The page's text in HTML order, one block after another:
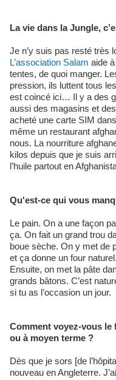
La vie dans la Jungle,
Je n’y suis pas resté très
L’association Salam aide
tentes, de quoi manger.
pression, ils luttent tous
est coincé ici… Il y a des
aussi des magasins et des
acheté une carte SIM
même un restaurant
nous. La nourriture
kilos depuis que je suis
l’huile partout en
Qu'est-ce qui vous
Le pain. On a une façon
ça. On fait un grand trou
boue sèche. On y met de
et ça donne un four
Ensuite, on met la pâte
grands bâtons. C’est
si tu as l’occasion un jour.
Comment voyez-vous le futur ? Avez-vous un plan à long
ou à moyen terme ?
Dès que je sors [de
nouveau en Angleterre.